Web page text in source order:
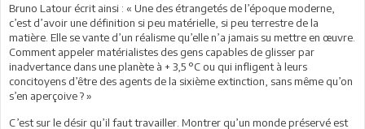
Bruno Latour écrit ainsi : « Une des étrangetés de l’époque moderne,
c’est d’avoir une définition si peu matérielle, si peu terrestre de la
matière. Elle se vante d’un réalisme qu’elle n’a jamais su mettre en œuvre.
Comment appeler matérialistes des gens capables de glisser par
inadvertance dans une planète à + 3,5 °C ou qui infligent à leurs
concitoyens d’être des agents de la sixième extinction, sans même qu’on
s’en aperçoive ? »
C’est sur le désir qu’il faut travailler. Montrer qu’un monde préservé est